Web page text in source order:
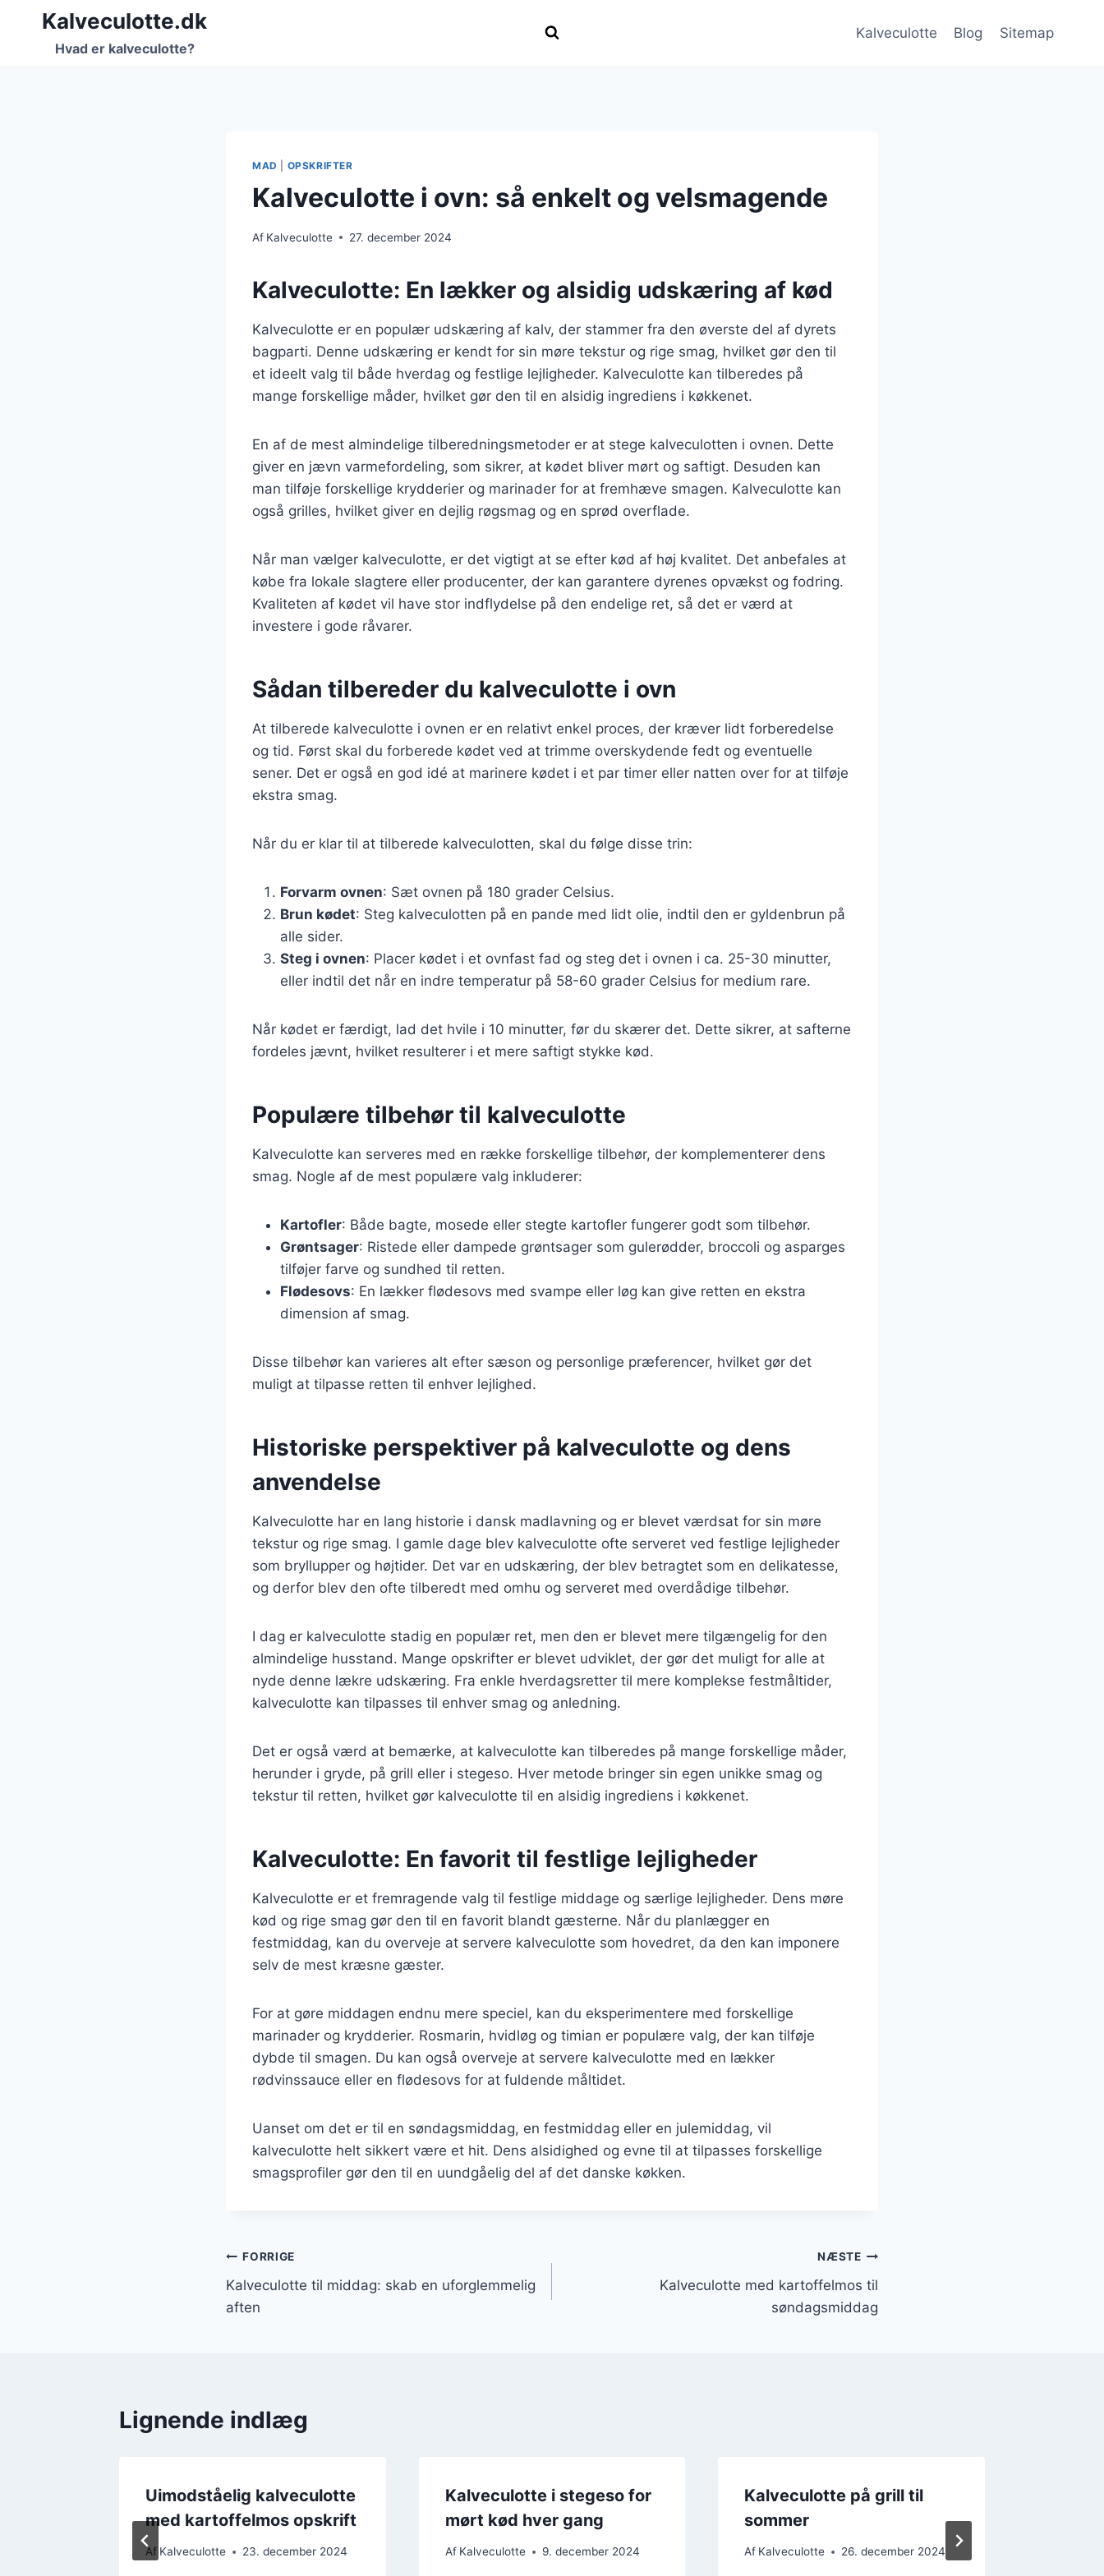
FortsætKalveculotte.dk
Hvad er kalveculotte?
Kalveculotte Blog Sitemap
MAD OPSKRIFTER
Kalveculotte i ovn: så enkelt og velsmagende
Af Kalveculotte 27. december 2024
Kalveculotte: En lækker og alsidig udskæring af kød
Kalveculotte er en populær udskæring af kalv, der stammer fra den øverste del af dyrets
bagparti. Denne udskæring er kendt for sin møre tekstur og rige smag, hvilket gør den til
et ideelt valg til både hverdag og festlige lejligheder. Kalveculotte kan tilberedes på
mange forskellige måder, hvilket gør den til en alsidig ingrediens i køkkenet.
En af de mest almindelige tilberedningsmetoder er at stege kalveculotten i ovnen. Dette
giver en jævn varmefordeling, som sikrer, at kødet bliver mørt og saftigt. Desuden kan
man tilføje forskellige krydderier og marinader for at fremhæve smagen. Kalveculotte kan
også grilles, hvilket giver en dejlig røgsmag og en sprød overflade.
Når man vælger kalveculotte, er det vigtigt at se efter kød af høj kvalitet. Det anbefales at
købe fra lokale slagtere eller producenter, der kan garantere dyrenes opvækst og fodring.
Kvaliteten af kødet vil have stor indflydelse på den endelige ret, så det er værd at
investere i gode råvarer.
Sådan tilbereder du kalveculotte i ovn
At tilberede kalveculotte i ovnen er en relativt enkel proces, der kræver lidt forberedelse
og tid. Først skal du forberede kødet ved at trimme overskydende fedt og eventuelle
sener. Det er også en god idé at marinere kødet i et par timer eller natten over for at tilføje
ekstra smag.
Når du er klar til at tilberede kalveculotten, skal du følge disse trin:
Forvarm ovnen: Sæt ovnen på 180 grader Celsius.
Brun kødet: Steg kalveculotten på en pande med lidt olie, indtil den er gyldenbrun på
alle sider.
Steg i ovnen: Placer kødet i et ovnfast fad og steg det i ovnen i ca. 25-30 minutter,
eller indtil det når en indre temperatur på 58-60 grader Celsius for medium rare.
Når kødet er færdigt, lad det hvile i 10 minutter, før du skærer det. Dette sikrer, at safterne
fordeles jævnt, hvilket resulterer i et mere saftigt stykke kød.
Populære tilbehør til kalveculotte
Kalveculotte kan serveres med en række forskellige tilbehør, der komplementerer dens
smag. Nogle af de mest populære valg inkluderer:
Kartofler: Både bagte, mosede eller stegte kartofler fungerer godt som tilbehør.
Grøntsager: Ristede eller dampede grøntsager som gulerødder, broccoli og asparges
tilføjer farve og sundhed til retten.
Flødesovs: En lækker flødesovs med svampe eller løg kan give retten en ekstra
dimension af smag.
Disse tilbehør kan varieres alt efter sæson og personlige præferencer, hvilket gør det
muligt at tilpasse retten til enhver lejlighed.
Historiske perspektiver på kalveculotte og dens
anvendelse
Kalveculotte har en lang historie i dansk madlavning og er blevet værdsat for sin møre
tekstur og rige smag. I gamle dage blev kalveculotte ofte serveret ved festlige lejligheder
som bryllupper og højtider. Det var en udskæring, der blev betragtet som en delikatesse,
og derfor blev den ofte tilberedt med omhu og serveret med overdådige tilbehør.
I dag er kalveculotte stadig en populær ret, men den er blevet mere tilgængelig for den
almindelige husstand. Mange opskrifter er blevet udviklet, der gør det muligt for alle at
nyde denne lækre udskæring. Fra enkle hverdagsretter til mere komplekse festmåltider,
kalveculotte kan tilpasses til enhver smag og anledning.
Det er også værd at bemærke, at kalveculotte kan tilberedes på mange forskellige måder,
herunder i gryde, på grill eller i stegeso. Hver metode bringer sin egen unikke smag og
tekstur til retten, hvilket gør kalveculotte til en alsidig ingrediens i køkkenet.
Kalveculotte: En favorit til festlige lejligheder
Kalveculotte er et fremragende valg til festlige middage og særlige lejligheder. Dens møre
kød og rige smag gør den til en favorit blandt gæsterne. Når du planlægger en
festmiddag, kan du overveje at servere kalveculotte som hovedret, da den kan imponere
selv de mest kræsne gæster.
For at gøre middagen endnu mere speciel, kan du eksperimentere med forskellige
marinader og krydderier. Rosmarin, hvidløg og timian er populære valg, der kan tilføje
dybde til smagen. Du kan også overveje at servere kalveculotte med en lækker
rødvinssauce eller en flødesovs for at fuldende måltidet.
Uanset om det er til en søndagsmiddag, en festmiddag eller en julemiddag, vil
kalveculotte helt sikkert være et hit. Dens alsidighed og evne til at tilpasses forskellige
smagsprofiler gør den til en uundgåelig del af det danske køkken.
Indlægsnavigation
FORRIGE
Kalveculotte til middag: skab en uforglemmelig
aften
NÆSTE
Kalveculotte med kartoffelmos til
søndagsmiddag
Lignende indlæg
Uimodståelig kalveculotte
med kartoffelmos opskrift
Af Kalveculotte 23. december 2024
Kalveculotte i stegeso for
mørt kød hver gang
Af Kalveculotte 9. december 2024
Kalveculotte på grill til
sommer
Af Kalveculotte 26. december 2024